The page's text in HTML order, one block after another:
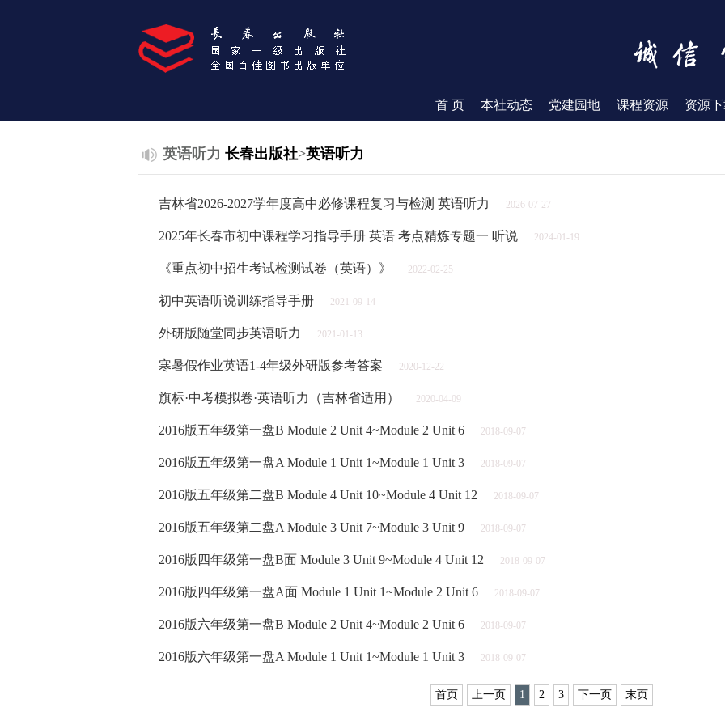
首 页 本社动态 党建园地 课程资源 资源
英语听力 长春出版社>英语听力
吉林省2026-2027学年度高中必修课程复习与检测 英语听力 2026-07-27
2025年长春市初中课程学习指导手册 英语 考点精炼专题一 听说 2024-01-19
《重点初中招生考试检测试卷（英语）》 2022-02-25
初中英语听说训练指导手册 2021-09-14
外研版随堂同步英语听力 2021-01-13
寒暑假作业英语1-4年级外研版参考答案 2020-12-22
旗标·中考模拟卷·英语听力（吉林省适用） 2020-04-09
2016版五年级第一盘B Module 2 Unit 4~Module 2 Unit 6 2018-09-07
2016版五年级第一盘A Module 1 Unit 1~Module 1 Unit 3 2018-09-07
2016版五年级第二盘B Module 4 Unit 10~Module 4 Unit 12 2018-09-07
2016版五年级第二盘A Module 3 Unit 7~Module 3 Unit 9 2018-09-07
2016版四年级第一盘B面 Module 3 Unit 9~Module 4 Unit 12 2018-09-07
2016版四年级第一盘A面 Module 1 Unit 1~Module 2 Unit 6 2018-09-07
2016版六年级第一盘B Module 2 Unit 4~Module 2 Unit 6 2018-09-07
2016版六年级第一盘A Module 1 Unit 1~Module 1 Unit 3 2018-09-07
首页 上一页 1 2 3 下一页 末页